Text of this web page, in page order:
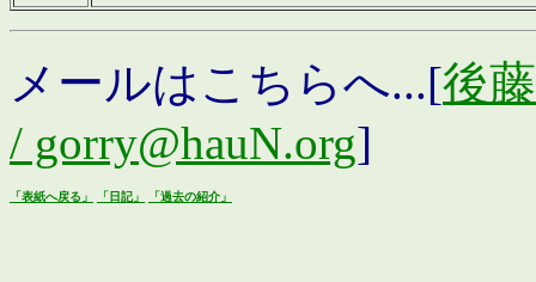
メールはこちらへ...[後
/ gorry@hauN.org]
「表紙へ戻る」 「日記」 「過去の紹介」